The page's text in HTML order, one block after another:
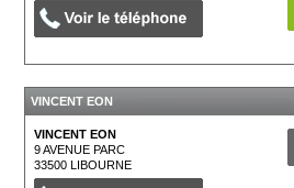
VINCENT EON
VINCENT EON
9 AVENUE PARC
33500LIBOURNE